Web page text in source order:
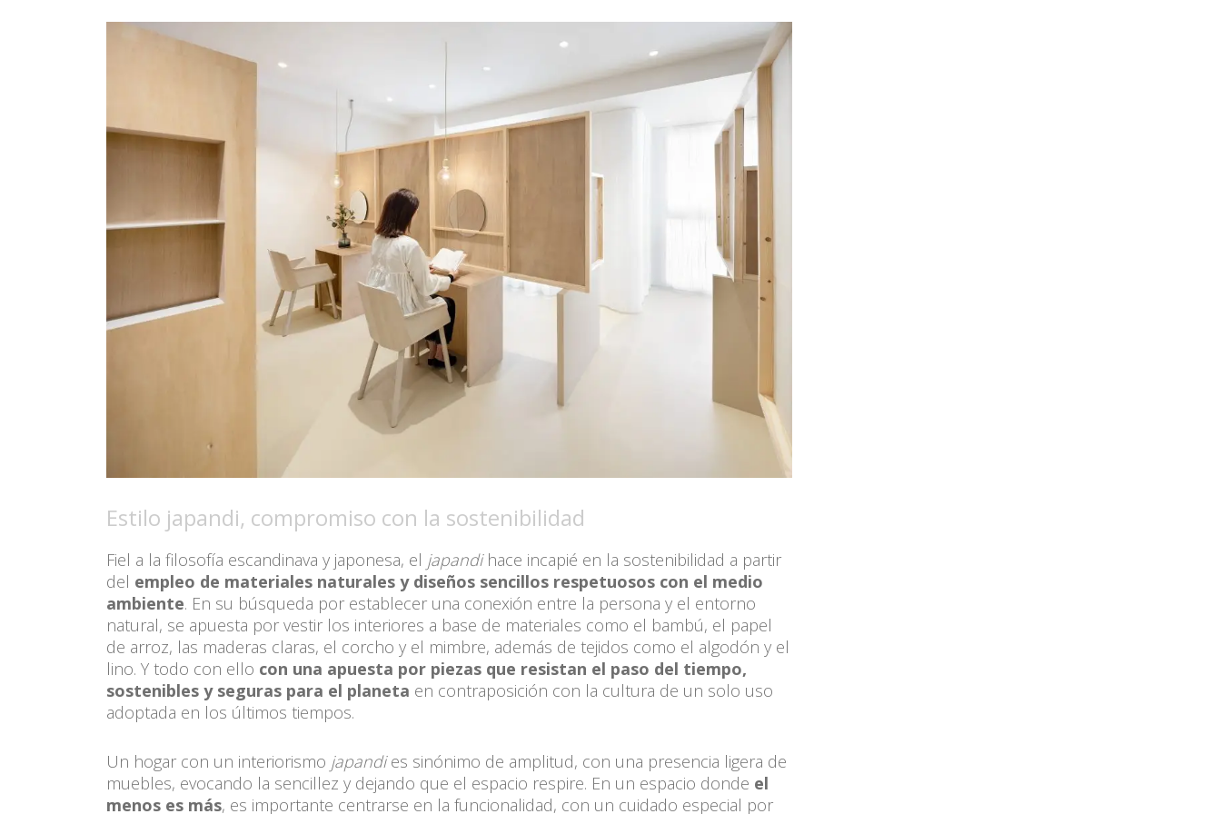
Estilo japandi, compromiso con la sostenibilidad
Fiel a la filosofía escandinava y japonesa, el japandi hace incapié en la sostenibilidad a partir
del empleo de materiales naturales y diseños sencillos respetuosos con el medio
ambiente. En su búsqueda por establecer una conexión entre la persona y el entorno
natural, se apuesta por vestir los interiores a base de materiales como el bambú, el papel
de arroz, las maderas claras, el corcho y el mimbre, además de tejidos como el algodón y el
lino. Y todo con ello con una apuesta por piezas que resistan el paso del tiempo,
sostenibles y seguras para el planeta en contraposición con la cultura de un solo uso
adoptada en los últimos tiempos.
Un hogar con un interiorismo japandies sinónimo de amplitud, con una presencia ligera de
muebles, evocando la sencillez y dejando que el espacio respire. En un espacio donde el
menos es más, es importante centrarse en la funcionalidad, con un cuidado especial por